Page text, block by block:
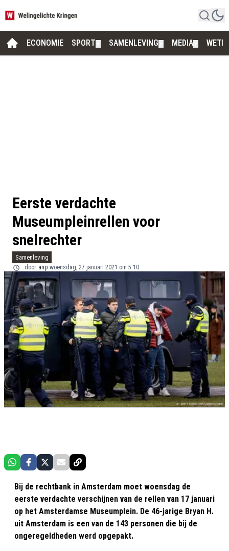
ECONOMIE SPORT SAMENLEVING MEDIA
Eerste verdachte
Museumpleinrellen voor
snelrechter
Samenleving
door anp woensdag, 27 januari 2021 om 5:10
Bij de rechtbank in Amsterdam moet woensdag de
eerste verdachte verschijnen van de rellen van 17 januari
op het Amsterdamse Museumplein. De 46-jarige Bryan H.
uit Amsterdam is een van de 143 personen die bij de
ongeregeldheden werd opgepakt.